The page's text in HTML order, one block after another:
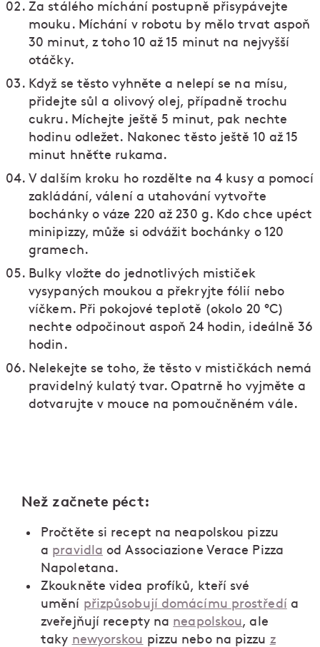
Za stálého míchání postupně přisypávejte
mouku. Míchání v robotu by mělo trvat aspoň
30 minut, z toho 10 až 15 minut na nejvyšší
otáčky.
Když se těsto vyhněte a nelepí se na mísu,
přidejte sůl a olivový olej, případně trochu
cukru. Míchejte ještě 5 minut, pak nechte
hodinu odležet. Nakonec těsto ještě 10 až 15
minut hněťte rukama.
V dalším kroku ho rozdělte na 4 kusy a pomocí
zakládání, válení a utahování vytvořte
bochánky o váze 220 až 230 g. Kdo chce upéct
minipizzy, může si odvážit bochánky o 120
gramech.
Bulky vložte do jednotlivých mističek
vysypaných moukou a překryjte fólií nebo
víčkem. Při pokojové teplotě (okolo 20 °C)
nechte odpočinout aspoň 24 hodin, ideálně 36
hodin.
Nelekejte se toho, že těsto v mističkách nemá
pravidelný kulatý tvar. Opatrně ho vyjměte a
dotvarujte v mouce na pomoučněném vále.
Než začnete péct:
Pročtěte si recept na neapolskou pizzu
a pravidla od Associazione Verace Pizza
Napoletana.
Zkoukněte videa profíků, kteří své
umění přizpůsobují domácímu prostředí a
zveřejňují recepty na neapolskou, ale
taky newyorskou pizzu nebo na pizzu z